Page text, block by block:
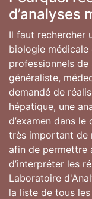
d’analyses
Il faut rechercher
biologie médicale
professionnels
généraliste,
demandé de
hépatique, une
d’examen dans
très important de
afin de permettre
d’interpréter les
Laboratoire
la liste de tous